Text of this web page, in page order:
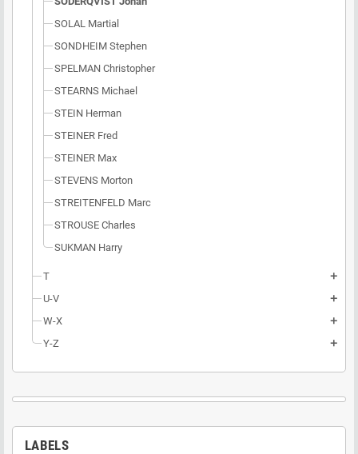
SOLAL Martial
SONDHEIM Stephen
SPELMAN Christopher
STEARNS Michael
STEIN Herman
STEINER Fred
STEINER Max
STEVENS Morton
STREITENFELD Marc
STROUSE Charles
SUKMAN Harry
T add
U-V add
W-X add
Y-Z add
LABELS